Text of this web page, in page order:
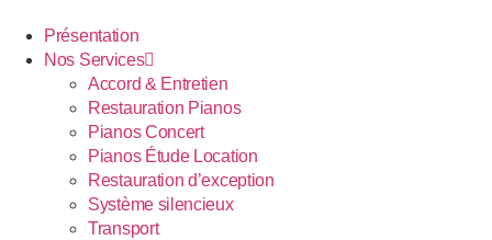
Présentation
Nos Services
Accord & Entretien
Restauration Pianos
Pianos Concert
Pianos Étude Location
Restauration d’exception
Système silencieux
Transport